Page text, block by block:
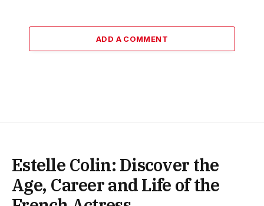
ADD A COMMENT
Estelle Colin: Discover the
Age, Career and Life of the